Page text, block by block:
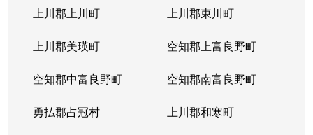
上川郡上川町 上川郡東川町
上川郡美瑛町 空知郡上富良野町
空知郡中富良野町 空知郡南富良野町
勇払郡占冠村 上川郡和寒町